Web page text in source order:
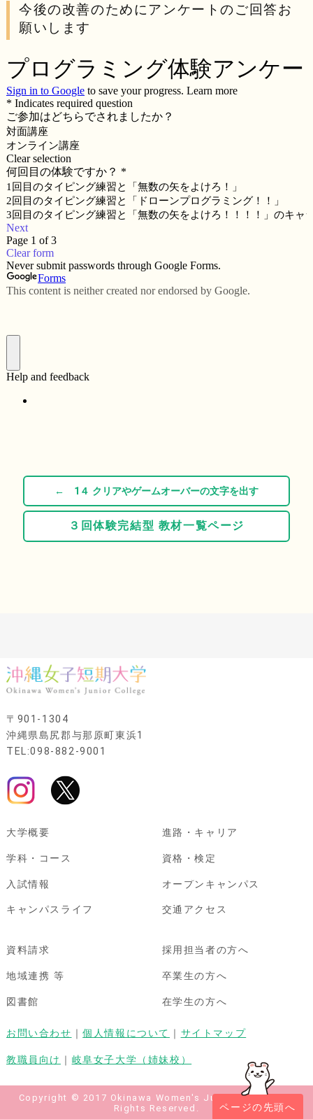
今後の改善のためにアンケートのご回答お
願いします
← 1４ クリアやゲームオーバーの文字を出す
３回体験完結型 教材一覧ページ
ページの先頭へ
〒901-1304
沖縄県島尻郡与那原町東浜1
TEL:098-882-9001
大学概要
学科・コース
入試情報
キャンパスライフ
進路・キャリア
資格・検定
オープンキャンパス
交通アクセス
資料請求
地域連携 等
図書館
採用担当者の方へ
卒業生の方へ
在学生の方へ
お問い合わせ ｜個人情報について ｜ サイトマップ
教職員向け ｜ 岐阜女子大学（姉妹校）
Copyright © 2017 Okinawa Women's Junior College All
Rights Reserved.